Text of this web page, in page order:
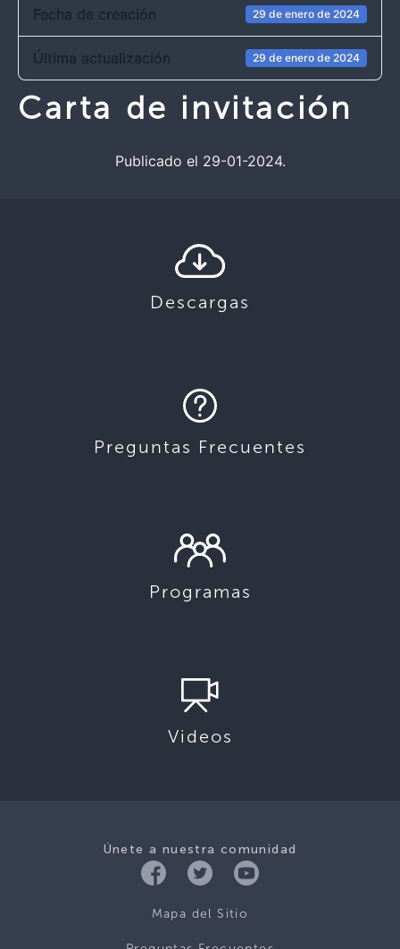
Fecha de creación 29 de enero de 2024
Última actualización 29 de enero de 2024
Carta de invitación
Publicado el 29-01-2024.
Descargas
Preguntas Frecuentes
Programas
Videos
Únete a nuestra comunidad
Mapa del Sitio